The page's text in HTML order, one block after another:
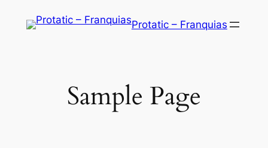
Protatic – Franquias
Sample Page